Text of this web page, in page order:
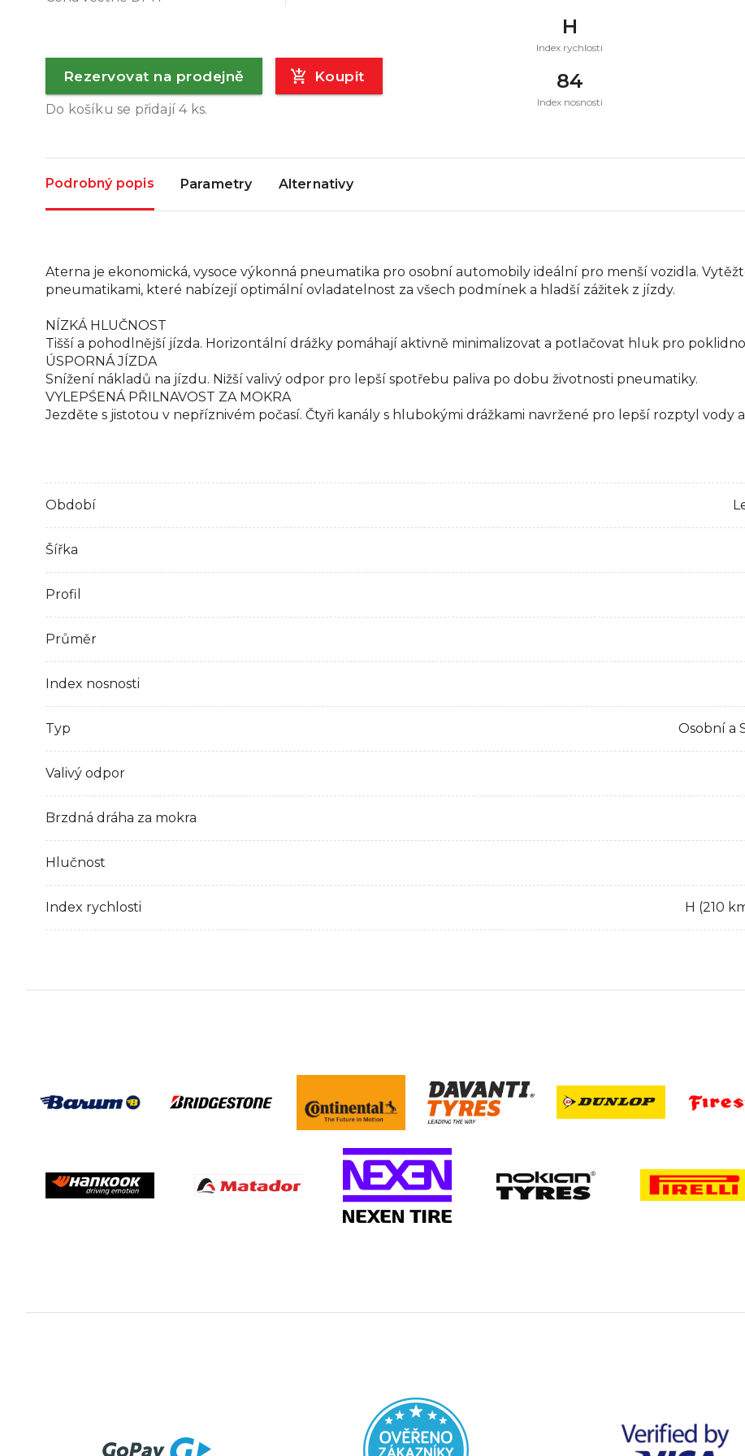
Rezervovat na prodejně Koupit
Do košíku se přidají4ks.
H
Index rychlosti
84
Index nosnosti
Podrobný popis Parametry Alternativy
Aterna je ekonomická, vysoce výkonná pneumatika pro osobní automobily ideální pro menší vozidla.
pneumatikami, které nabízejí optimální ovladatelnost za všech podmínek a hladší zážitek z jízdy.
NÍZKÁ HLUČNOST
Tišší a pohodlnější jízda. Horizontální drážky pomáhají aktivně minimalizovat a potlačovat hluk pro
ÚSPORNÁ JÍZDA
Snížení nákladů na jízdu. Nižší valivý odpor pro lepší spotřebu paliva po dobu životnosti pneumatiky.
VYLEPŚENÁ PŘILNAVOST ZA MOKRA
Jezděte s jistotou v nepříznivém počasí. Čtyři kanály s hlubokými drážkami navržené pro lepší rozptyl vody
Období
Šířka
Profil
Průměr
Index nosnosti
Typ Osobní a
Valivý odpor
Brzdná dráha za mokra
Hlučnost
Index rychlosti H (210